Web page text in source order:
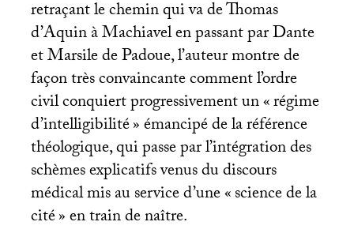
retraçant le chemin qui va de Thomas
d’Aquin à Machiavel en passant par Dante
et Marsile de Padoue, l’auteur montre de
façon très convaincante comment l’ordre
civil conquiert progressivement un «régime
d’intelligibilité» émancipé de la référence
théologique, qui passe par l’intégration des
schèmes explicatifs venus du discours
médical mis au service d’une «science de la
cité» en train de naître.